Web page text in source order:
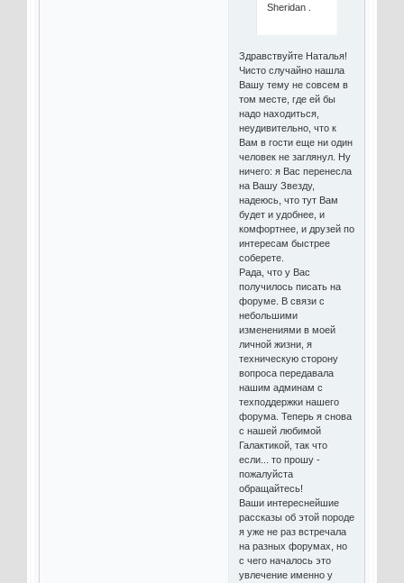
Sheridan .
Здравствуйте Наталья!
Чисто случайно нашла
Вашу тему не совсем в
том месте, где ей бы
надо находиться,
неудивительно, что к
Вам в гости еще ни один
человек не заглянул. Ну
ничего: я Вас перенесла
на Вашу Звезду,
надеюсь, что тут Вам
будет и удобнее, и
комфортнее, и друзей по
интересам быстрее
соберете.
Рада, что у Вас
получилось писать на
форуме. В связи с
небольшими
изменениями в моей
личной жизни, я
техническую сторону
вопроса передавала
нашим админам с
техподдержки нашего
форума. Теперь я снова
с нашей любимой
Галактикой, так что
если... то прошу -
пожалуйста
обращайтесь!
Ваши интереснейшие
рассказы об этой породе
я уже не раз встречала
на разных форумах, но
с чего началось это
увлечение именно у